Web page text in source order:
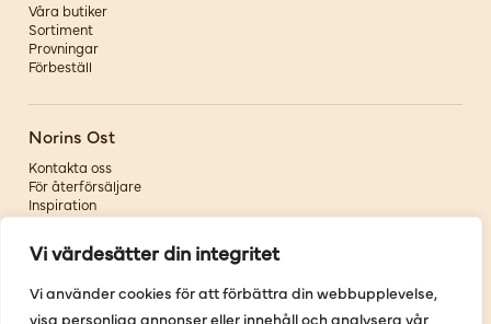
Vi värdesätter din integritet
Vi använder cookies för att förbättra din webbupplevelse,
visa personliga annonser eller innehåll och analysera vår
Våra butiker
Sortiment
Provningar
Förbeställ
Norins Ost
Kontakta oss
För återförsäljare
Inspiration
Om oss
Följ oss